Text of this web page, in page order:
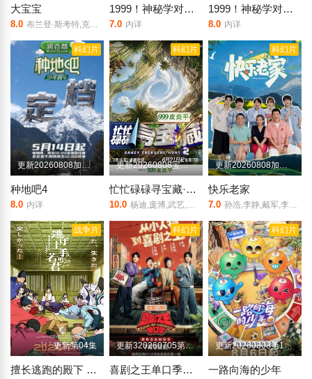
大宝宝
8.0 布兰登·斯考特,克里斯·福克斯,
1999！神秘学对策部中配版
7.0 内详
1999！神秘学对策部英配版
8.0 内详
科幻片
更新20260808加更版第13期
种地吧4
8.0 内详
科幻片
更新20260808宝藏挖呀挖第7期
忙忙碌碌寻宝藏·双人成行季
10.0 杨迪,庞博,武艺,田曦薇,王安宇,黄子弘凡,李维嘉,黄明昊,胡一天,吴昕,孙阳,孙阳,Sunny,Sun
科幻片
更新20260808加更第7期
快乐老家
7.0 孙浩,李静,戴军,李维嘉,沈凌,吴昕,武艺,高旭
战争片
更新第04集
擅长逃跑的殿下 第二季
科幻片
更新320260705第1期加更
喜剧之王单口季第三季
科幻片
更新20260808第1期加更
一路向海的少年